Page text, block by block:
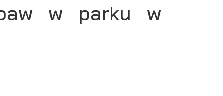
w parku w